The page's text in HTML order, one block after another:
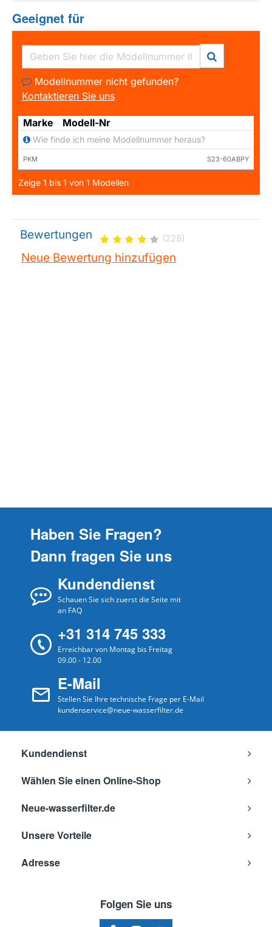
Geeignet für
Modellnummer nicht gefunden?
Kontaktieren Sie uns
Marke Modell-Nr
Wie finde ich meine Modellnummer heraus?
PKM S23-60ABPY
Zeige 1 bis 1 von 1 Modellen
Bewertungen (228)
Neue Bewertung hinzufügen
Haben Sie Fragen?
Dann fragen Sie uns
Kundendienst
Schauen Sie sich zuerst die Seite mit
an FAQ
+31 314 745 333
Erreichbar von Montag bis Freitag
09.00 - 12.00
E-Mail
Stellen Sie Ihre technische Frage per E-Mail
kundenservice@neue-wasserfilter.de
Kundendienst
Wählen Sie einen Online-Shop
Neue-wasserfilter.de
Unsere Vorteile
Adresse
Folgen Sie uns